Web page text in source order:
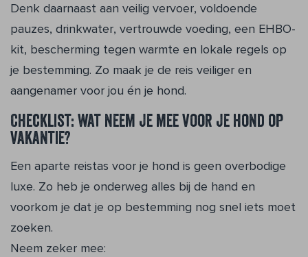
Denk daarnaast aan veilig vervoer, voldoende
pauzes, drinkwater, vertrouwde voeding, een EHBO-
kit, bescherming tegen warmte en lokale regels op
je bestemming. Zo maak je de reis veiliger en
aangenamer voor jou én je hond.
Checklist: wat neem je mee voor je hond op
vakantie?
Een aparte reistas voor je hond is geen overbodige
luxe. Zo heb je onderweg alles bij de hand en
voorkom je dat je op bestemming nog snel iets moet
zoeken.
Neem zeker mee: